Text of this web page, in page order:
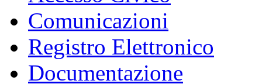
Comunicazioni
Registro Elettronico
Documentazione